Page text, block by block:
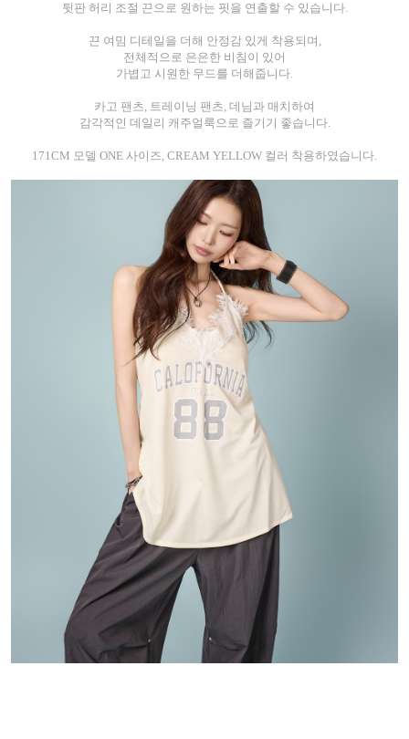
뒷판 허리 조절 끈으로 원하는 핏을 연출할 수 있습니다.
끈 여밈 디테일을 더해 안정감 있게 착용되며,
전체적으로 은은한 비침이 있어
가볍고 시원한 무드를 더해줍니다.
카고 팬츠, 트레이닝 팬츠, 데님과 매치하여
감각적인 데일리 캐주얼룩으로 즐기기 좋습니다.
171CM 모델 ONE 사이즈, CREAM YELLOW 컬러 착용하였습니다.